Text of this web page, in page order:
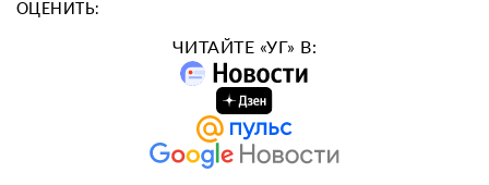
ОЦЕНИТЬ:
ЧИТАЙТЕ «УГ» В: